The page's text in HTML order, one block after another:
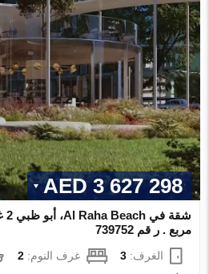
3 627 298 AED
مربع . ر قم 739752
الغرف:3 غرف النوم:2